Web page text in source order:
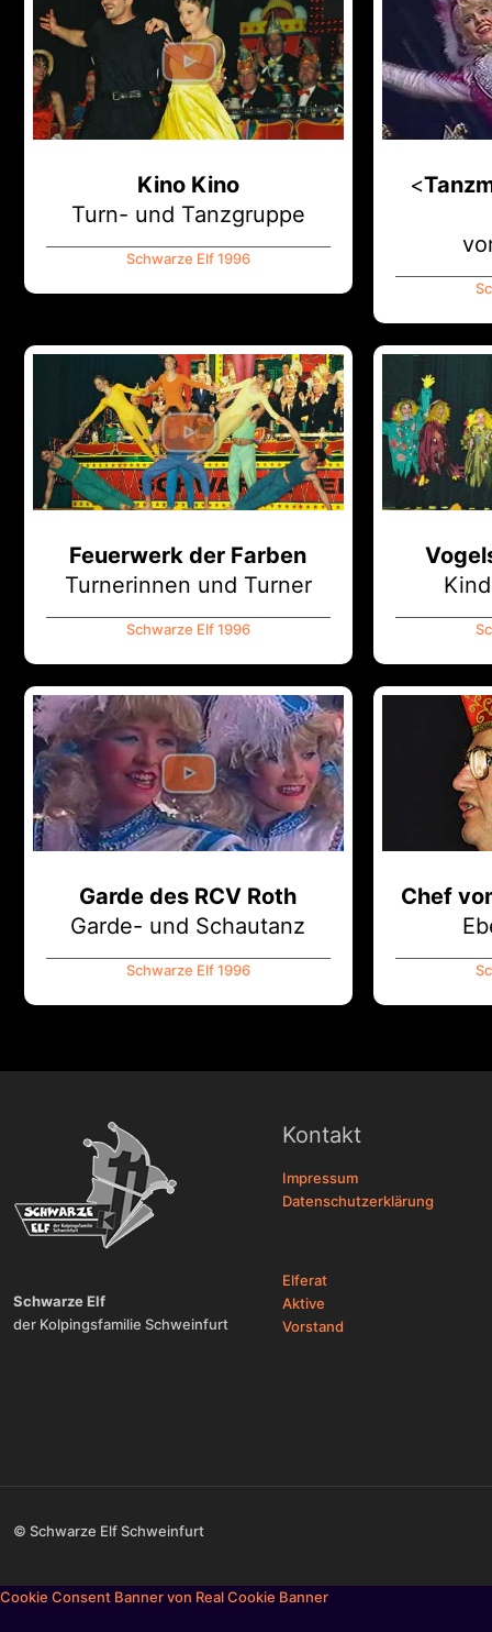
Kino Kino
Turn- und Tanzgruppe
Schwarze Elf 1996
<
Feuerwerk der Farben
Turnerinnen und Turner
Schwarze Elf 1996
Garde des RCV Roth
Garde- und Schautanz
Schwarze Elf 1996
Chef
Schwarze Elf
der Kolpingsfamilie Schweinfurt
Kontakt
Impressum
Datenschutzerklärung
Elferat
Aktive
Vorstand
© Schwarze Elf Schweinfurt
Cookie Consent Banner von Real Cookie Banner